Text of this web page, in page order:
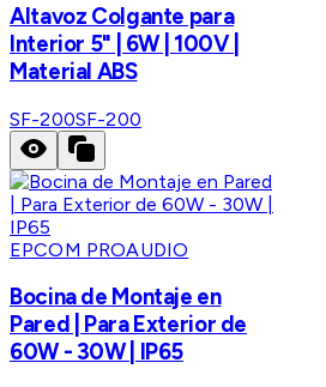
Altavoz Colgante para
Interior 5" | 6W | 100V |
Material ABS
SF-200SF-200
EPCOM PROAUDIO
Bocina de Montaje en
Pared | Para Exterior de
60W - 30W | IP65